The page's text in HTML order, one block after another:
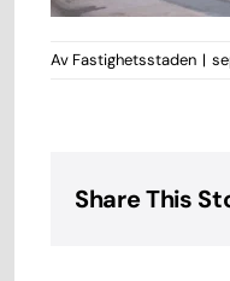
Av Fastighetsstaden |
Share This